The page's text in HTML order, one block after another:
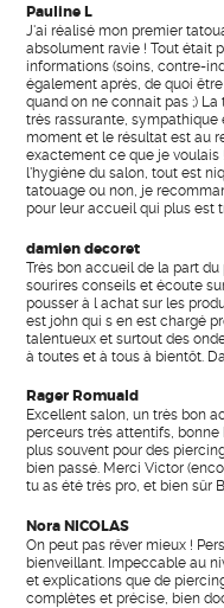
Pauline L
J'ai réalisé mon premier
absolument ravie ! Tout était
informations (soins, contre-
également après, de quoi
quand on ne connait pas ;)
très rassurante, sympathique
moment et le résultat est au
exactement ce que je
l'hygiène du salon, tout est
tatouage ou non, je
pour leur accueil qui plus est
damien decoret
Très bon accueil de la part
sourires conseils et écoute
pousser à l achat sur les
est john qui s en est chargé
talentueux et surtout des
à toutes et à tous à bientôt.
Rager Romuald
Excellent salon, un très bon
perceurs très attentifs,
plus souvent pour des
bien passé. Merci Victor
tu as été très pro, et bien sûr
Nora NICOLAS
On peut pas rêver mieux !
bienveillant. Impeccable au
et explications que de
complètes et précise, bien